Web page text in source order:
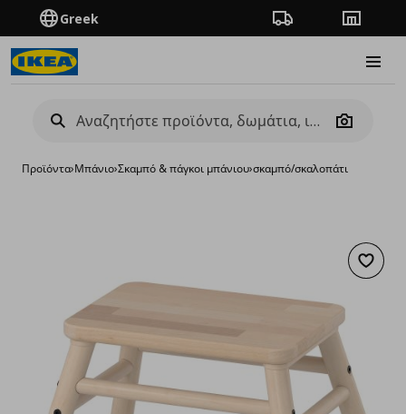
Greek Πορεία παραγγελίας
Camera
Προϊόντα›Μπάνιο›Σκαμπό & πάγκοι μπάνιου›σκαμπό/σκαλοπάτι